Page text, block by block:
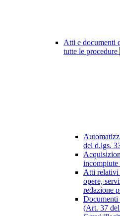
Atti e documenti
tutte le procedure
del d.lgs.
Atti relativi
opere,
redazione
Documenti
(Art. 37